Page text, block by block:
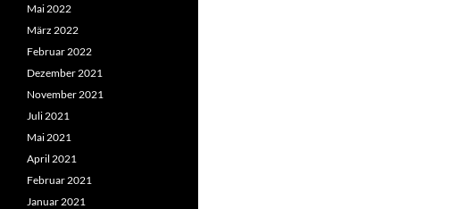
Mai 2022
März 2022
Februar 2022
Dezember 2021
November 2021
Juli 2021
Mai 2021
April 2021
Februar 2021
Januar 2021